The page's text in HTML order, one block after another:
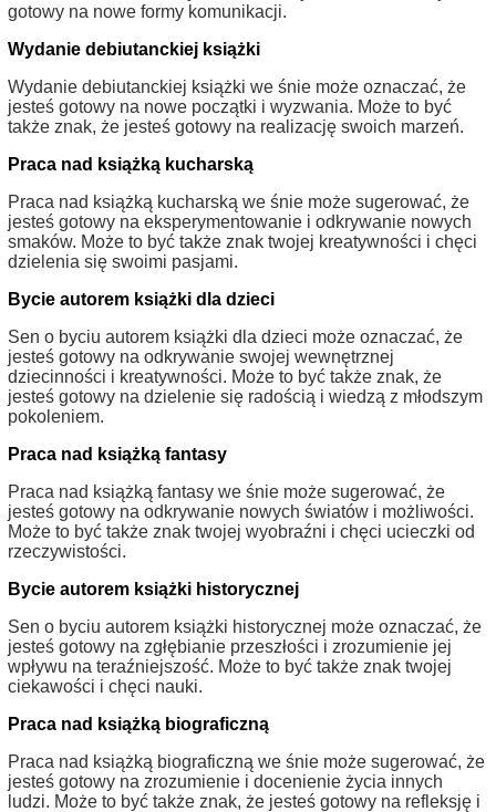
gotowy na nowe formy komunikacji.
Wydanie debiutanckiej książki
Wydanie debiutanckiej książki we śnie może oznaczać, że
jesteś gotowy na nowe początki i wyzwania. Może to być
także znak, że jesteś gotowy na realizację swoich marzeń.
Praca nad książką kucharską
Praca nad książką kucharską we śnie może sugerować, że
jesteś gotowy na eksperymentowanie i odkrywanie nowych
smaków. Może to być także znak twojej kreatywności i chęci
dzielenia się swoimi pasjami.
Bycie autorem książki dla dzieci
Sen o byciu autorem książki dla dzieci może oznaczać, że
jesteś gotowy na odkrywanie swojej wewnętrznej
dziecinności i kreatywności. Może to być także znak, że
jesteś gotowy na dzielenie się radością i wiedzą z młodszym
pokoleniem.
Praca nad książką fantasy
Praca nad książką fantasy we śnie może sugerować, że
jesteś gotowy na odkrywanie nowych światów i możliwości.
Może to być także znak twojej wyobraźni i chęci ucieczki od
rzeczywistości.
Bycie autorem książki historycznej
Sen o byciu autorem książki historycznej może oznaczać, że
jesteś gotowy na zgłębianie przeszłości i zrozumienie jej
wpływu na teraźniejszość. Może to być także znak twojej
ciekawości i chęci nauki.
Praca nad książką biograficzną
Praca nad książką biograficzną we śnie może sugerować, że
jesteś gotowy na zrozumienie i docenienie życia innych
ludzi. Może to być także znak, że jesteś gotowy na refleksję i